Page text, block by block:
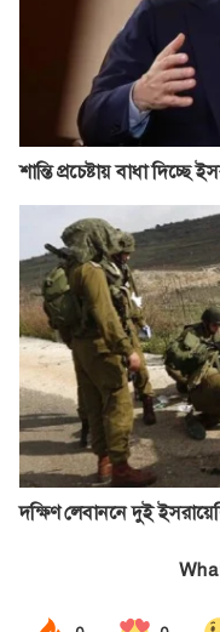
শান্তি প্রচেষ্টায় বাধা দিচ্ছে
দক্ষিণ লেবাননে দুই